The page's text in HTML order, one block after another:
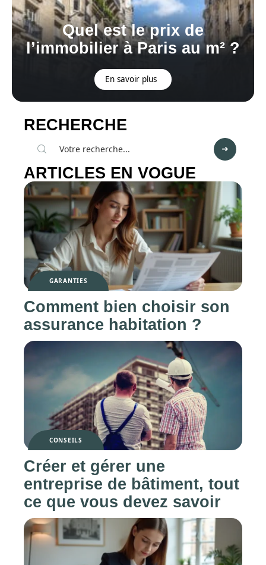
Quel est le prix de
l’immobilier à Paris au m² ?
En savoir plus
RECHERCHE
ARTICLES EN VOGUE
GARANTIES
Comment bien choisir son
assurance habitation ?
CONSEILS
Créer et gérer une
entreprise de bâtiment, tout
ce que vous devez savoir